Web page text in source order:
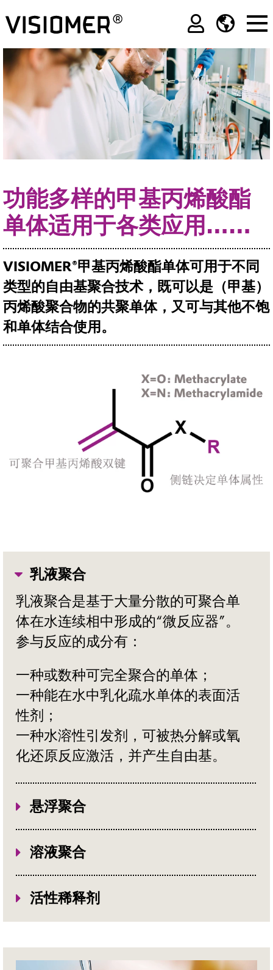
功能多样的甲基丙烯酸酯
单体适用于各类应用……
VISIOMER®甲基丙烯酸酯单体可用于不同
类型的自由基聚合技术，既可以是（甲基）
丙烯酸聚合物的共聚单体，又可与其他不饱
和单体结合使用。
乳液聚合
乳液聚合是基于大量分散的可聚合单
体在水连续相中形成的“微反应器”。
参与反应的成分有：
一种或数种可完全聚合的单体；
一种能在水中乳化疏水单体的表面活
性剂；
一种水溶性引发剂，可被热分解或氧
化还原反应激活，并产生自由基。
悬浮聚合
这项技术采用机械化方式将单体分散
在不相容的液体（通常是水）中形成
剂引发聚合。若能精确掌控这一过
程，可获得易于处理的聚合物，通过
过滤或喷雾干燥即可分离。该技术的
主要优点是传热效率高，因此反应容
溶液聚合
此聚合技术需使用溶剂，由此获得的
树脂和单体都必须溶于所用溶剂。过
活性稀释剂
该反应方式通常由单体和聚合物混合
方式互相触发，聚合而成。最初，单